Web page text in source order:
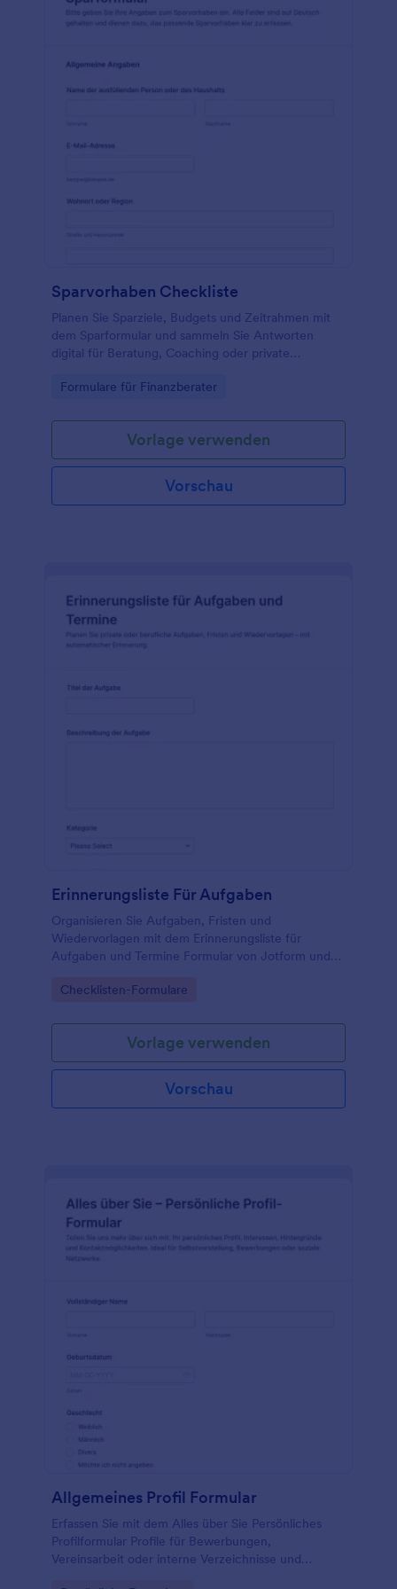
Sparvorhaben Checkliste
Planen Sie Sparziele, Budgets und Zeitrahmen mit
dem Sparformular und sammeln Sie Antworten
digital für Beratung, Coaching oder private
Go to Category:
Formulare für Finanzberater
Vorlage verwenden
Vorschau
Erinnerungsliste Für Aufgaben
Organisieren Sie Aufgaben, Fristen und
Wiedervorlagen mit dem Erinnerungsliste für
Aufgaben und Termine Formular von Jotform und
die Verwaltung jeder Formularantwort in Teams und
Go to Category:
Checklisten-Formulare
Vorlage verwenden
Vorschau
Allgemeines Profil Formular
Erfassen Sie mit dem Alles über Sie Persönliches
Profilformular Profile für Bewerbungen,
Vereinsarbeit oder interne Verzeichnisse und